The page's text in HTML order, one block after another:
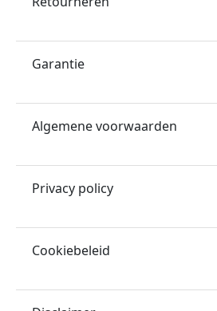
Garantie
Algemene voorwaarden
Privacy policy
Cookiebeleid